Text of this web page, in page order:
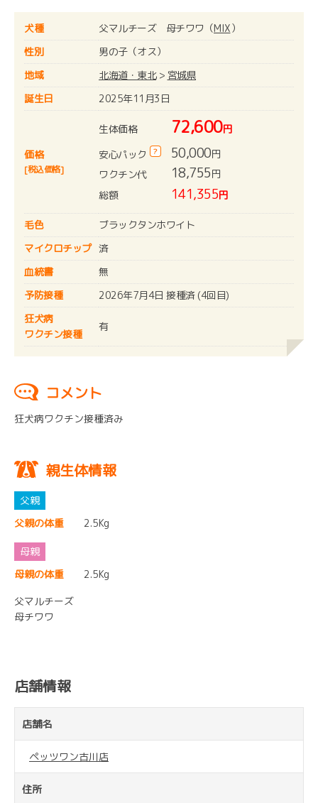
犬種 父マルチーズ 母チワワ（MIX）
性別
男の子（オス）
地域
北海道・東北> 宮城県
誕生日
2025年11月3日
価格
[税込価格]
生体価格 72,600円
安心パック
? 50,000円
ワクチン代
18,755円
総額
141,355円
毛色
ブラックタンホワイト
マイクロチップ 済
血統書
無
予防接種
2026年7月4日 接種済 (4回目)
狂犬病
ワクチン接種
有
コメント
狂犬病ワクチン接種済み
親生体情報
父親の体重 2.5Kg
母親の体重
2.5Kg
父マルチーズ
母チワワ
店舗情報
店舗名
ペッツワン古川店
住所